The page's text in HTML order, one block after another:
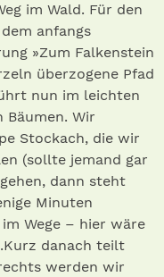
im Wald. Für den
anfangs
»Zum Falkenstein
überzogene Pfad
nun im leichten
Bäumen. Wir
Stockach, die wir
(sollte jemand gar
dann steht
Minuten
Wege – hier wäre
danach teilt
werden wir